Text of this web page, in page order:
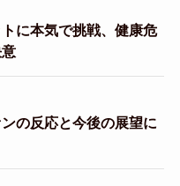
に本気で挑戦、健康危
の反応と今後の展望に